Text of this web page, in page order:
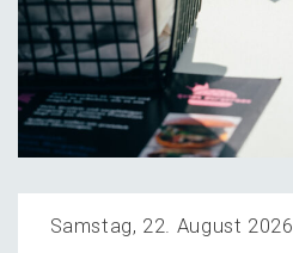
Samstag, 22. August 2026